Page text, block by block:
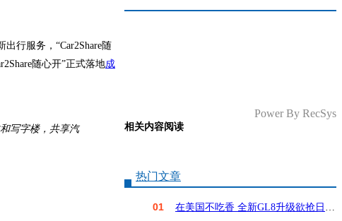
出行服务，“Car2Share随
随心开”正式落地成
写字楼，共享汽
相关内容阅读
Power By RecSys
热门文章
01 在美国不吃香 全新GL8升级欲抢日系饭碗？